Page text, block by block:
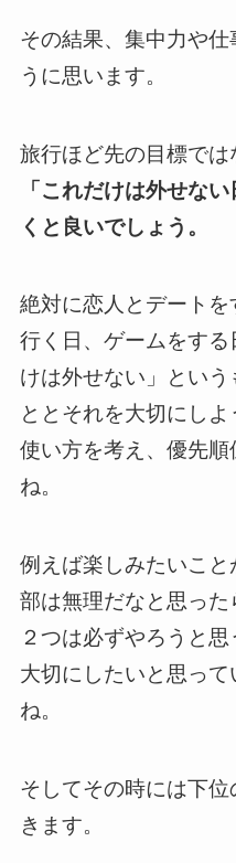
その結果、集中力や
うに思います。
旅行ほど先の目標では
「これだけは外せな
くと良いでしょう。
絶対に恋人とデート
行く日、ゲームをす
けは外せない」とい
ととそれを大切にし
使い方を考え、優先
ね。
例えば楽しみたいこ
部は無理だなと思っ
２つは必ずやろうと
大切にしたいと思っ
ね。
そしてその時には下
きます。